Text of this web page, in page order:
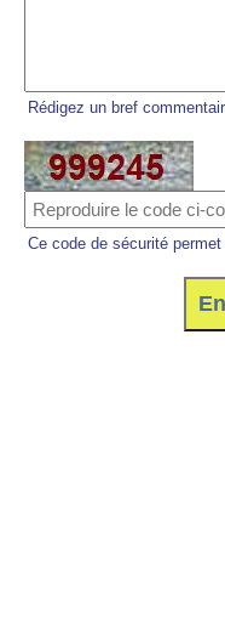
Rédigez un bref
Ce code de sécurité